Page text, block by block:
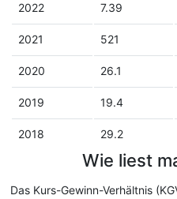
2022 7.39
2021 521
2020 26.1
2019 19.4
2018 29.2
Wie liest
Das Kurs-Gewinn-Verhältnis